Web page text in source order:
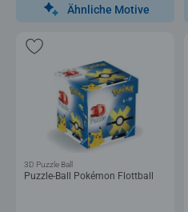
Ähnliche Motive
Puzzle-Ball Pokémon Flottball
3D Puzzle Ball